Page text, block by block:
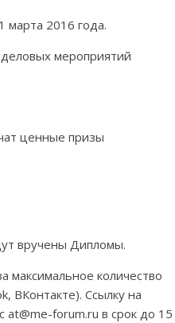
марта 2016 года.
мероприятий
ценные призы
вручены Дипломы.
максимальное количество
ВКонтакте). Ссылку на
at@me-forum.ru в срок до 15